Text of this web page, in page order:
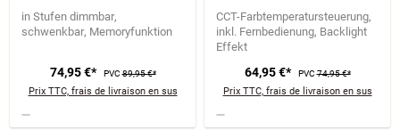
in Stufen dimmbar
schwenkbar Memoryfunktion
74,95 €* PVC89,95 €*
Prix TTC, frais de livraison en sus
CCT-Farbtemperatursteuerung
inkl. Fernbedienung Backlight
Effekt
64,95 €* PVC74,95 €*
Prix TTC, frais de livraison en sus